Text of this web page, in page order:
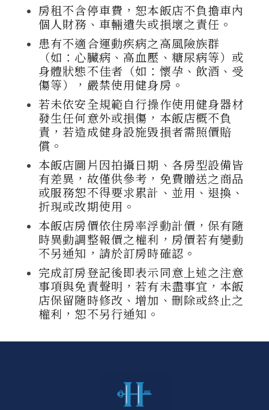
房租不含停車費，恕本飯店不負擔車內
個人財務、車輛遺失或損壞之責任。
患有不適合運動疾病之高風險族群
（如：心臟病、高血壓、糖尿病等）或
身體狀態不佳者（如：懷孕、飲酒、受
傷等），嚴禁使用健身房。
若未依安全規範自行操作使用健身器材
發生任何意外或損傷，本飯店概不負
責，若造成健身設施毀損者需照價賠
償。
本飯店圖片因拍攝日期、各房型設備皆
有差異，故僅供參考，免費贈送之商品
或服務恕不得要求累計、並用、退換、
折現或改期使用。
本飯店房價依住房率浮動計價，保有隨
時異動調整報價之權利，房價若有變動
不另通知，請於訂房時確認。
完成訂房登記後即表示同意上述之注意
事項與免責聲明，若有未盡事宜，本飯
店保留隨時修改、增加、刪除或終止之
權利，恕不另行通知。